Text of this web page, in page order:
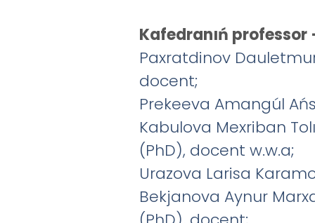
Kafedranıń professor
Paxratdinov
docent;
Prekeeva Amangúl
Kabulova Mexriban
(PhD), docent w.w.a;
Urazova Larisa
Bekjanova Aynur